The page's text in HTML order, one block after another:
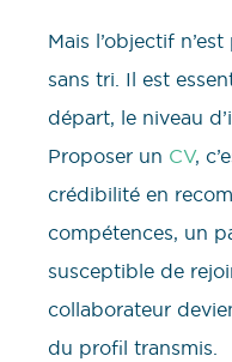
Mais l’objectif
sans tri. Il est
départ, le niveau
Proposer un CV,
crédibilité en
compétences, un
susceptible de
collaborateur
du profil transmis.